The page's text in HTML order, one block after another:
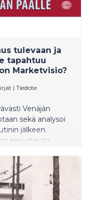
tulevaan ja
tapahtuu
Marketvisio?
| Tiedote
Venäjän
sekä analysoi
jälkeen.
perustajista,
tarinan sitä,
omiin
kannustavalla
päästä.